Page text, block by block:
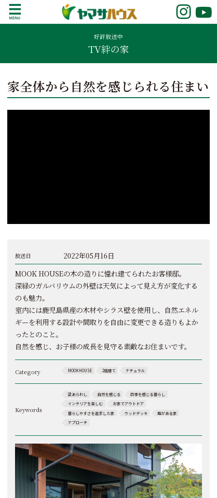
o
鹿児島で注文住宅ならヤマサハウス
新築の注文住宅や建売モデルハウスをお探し
の方はこちら。鹿児島県内で11年連続ナンバ
ーワンの実績を誇る、絆の家でおなじみの
ヤマサハウス。展示場情報や家づくりのこだ
好評放送中
TV絆の家
家全体から自然を感じられる住まい
放送日
2022年05月16日
MOOK HOUSEの木の造りに憧れ建てられたお客様邸。
深緑のガルバリウムの外壁は天気によって見え方が変化する
のも魅力。
室内には鹿児島県産の木材やシラス壁を使用し、自然エネル
ギーを利用する設計や間取りを自由に変更できる造りもよか
ったとのこと。
自然を感じ、お子様の成長を見守る素敵なお住まいです。
Category MOOKHOUSE 2階建て ナチュラル
Keywords
梁あらわし 自然を感じる
四季を感じる暮らし
インテリアを楽しむ
お家でアウトドア
暮らしやすさを追求した家
ウッドデッキ
庭がある家
アプローチ